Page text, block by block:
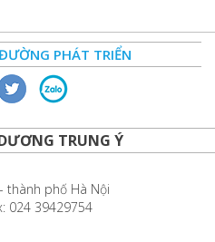
PHÁT TRIỂN
TRUNG Ý
thành phố Hà Nội
024 39429754